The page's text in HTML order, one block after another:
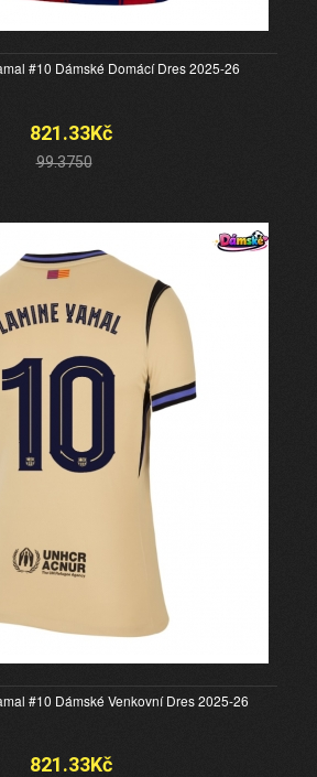
#10 Dámské Domácí Dres 2025-26
821.33Kč
99.3750
#10 Dámské Venkovní Dres 2025-26
821.33Kč